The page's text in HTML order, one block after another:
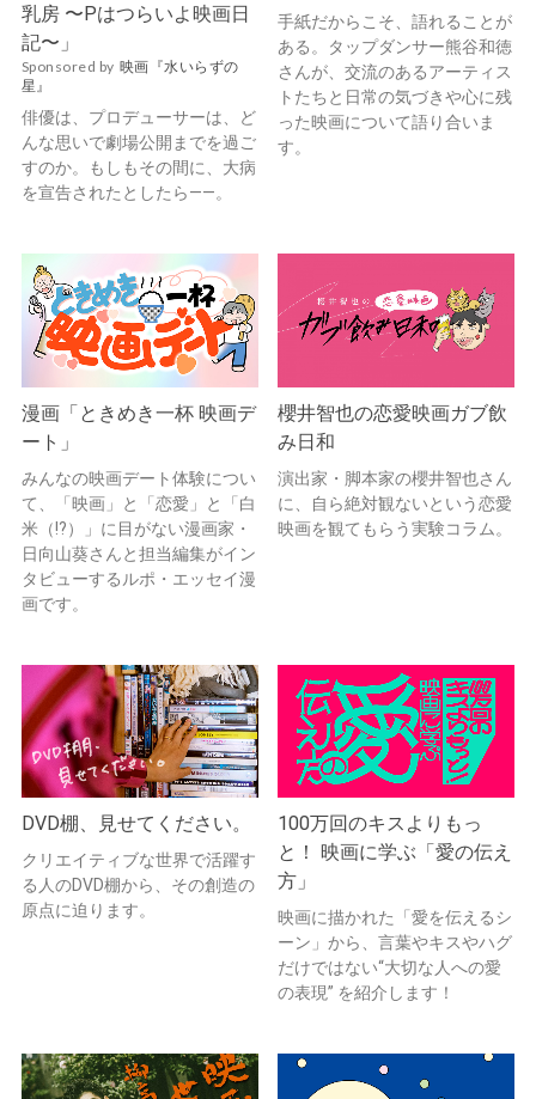
乳房 〜Pはつらいよ映画日
記〜」
Sponsored by 映画『水いらずの
星』
俳優は、プロデューサーは、ど
んな思いで劇場公開までを過ご
すのか。もしもその間に、大病
を宣告されたとしたら——。
手紙だからこそ、語れることが
ある。タップダンサー熊谷和徳
さんが、交流のあるアーティス
トたちと日常の気づきや心に残
った映画について語り合いま
す。
漫画「ときめき一杯 映画デ
ート」
みんなの映画デート体験につい
て、「映画」と「恋愛」と「白
米（!?）」に目がない漫画家・
日向山葵さんと担当編集がイン
タビューするルポ・エッセイ漫
画です。
櫻井智也の恋愛映画ガブ飲
み日和
演出家・脚本家の櫻井智也さん
に、自ら絶対観ないという恋愛
映画を観てもらう実験コラム。
DVD棚、見せてください。
クリエイティブな世界で活躍す
る人のDVD棚から、その創造の
原点に迫ります。
100万回のキスよりもっ
と！ 映画に学ぶ「愛の伝え
方」
映画に描かれた「愛を伝えるシ
ーン」から、言葉やキスやハグ
だけではない“大切な人への愛
の表現” を紹介します！